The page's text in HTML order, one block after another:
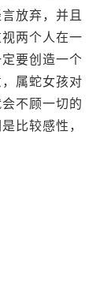
放弃，并且
两个人在一
要创造一个
属蛇女孩对
不顾一切的
比较感性，